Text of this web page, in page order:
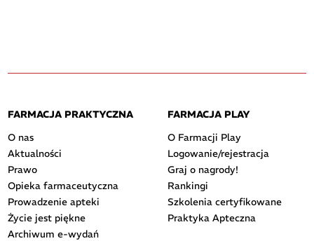
FARMACJA PRAKTYCZNA
O nas
Aktualności
Prawo
Opieka farmaceutyczna
Prowadzenie apteki
Życie jest piękne
Archiwum e-wydań
FARMACJA PLAY
O Farmacji Play
Logowanie/rejestracja
Graj o nagrody!
Rankingi
Szkolenia certyfikowane
Praktyka Apteczna